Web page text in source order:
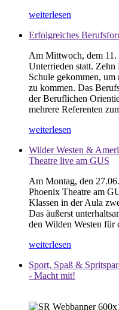
weiterlesen
Erfolgreiches
Am Mittwoch, dem 11.
Unterrieden statt.
Schule gekommen,
zu kommen. Das
der Beruflichen
mehrere Referenten
weiterlesen
Wilder Westen &
Theatre live am GUS
Am Montag, den
Phoenix Theatre am
Klassen in der Aula
Das äußerst
den Wilden Westen für
weiterlesen
Sport, Spaß &
- Macht mit!